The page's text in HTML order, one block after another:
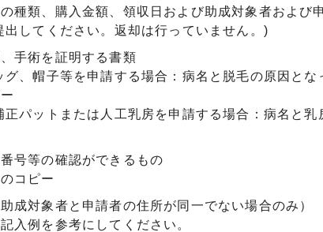
種類、購入金額、領収日および助成対象者および
出してください。返却は行っていません。)
手術を証明する書類
グ、帽子等を申請する場合：病名と脱毛の原因と
正パットまたは人工乳房を申請する場合：病名と
号等の確認ができるもの
コピー
成対象者と申請者の住所が同一でない場合のみ）
入例を参考にしてください。